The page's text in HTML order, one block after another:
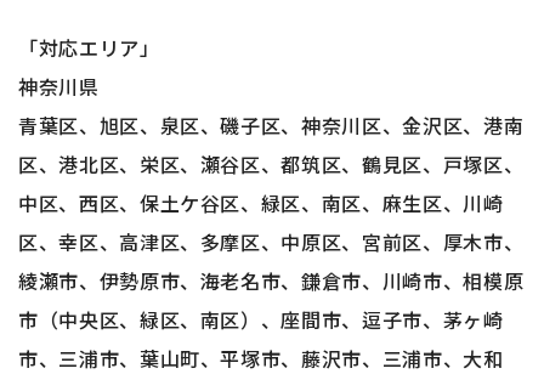
「対応エリア」
神奈川県
青葉区、旭区、泉区、磯子区、神奈川区、金沢区、港南
区、港北区、栄区、瀬谷区、都筑区、鶴見区、戸塚区、
中区、西区、保土ケ谷区、緑区、南区、麻生区、川崎
区、幸区、高津区、多摩区、中原区、宮前区、厚木市、
綾瀬市、伊勢原市、海老名市、鎌倉市、川崎市、相模原
市（中央区、緑区、南区）、座間市、逗子市、茅ヶ崎
市、三浦市、葉山町、平塚市、藤沢市、三浦市、大和